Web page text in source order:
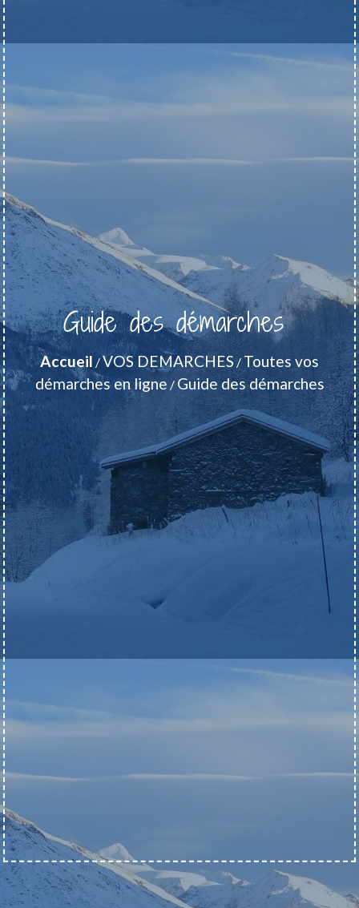
Guide des démarches
Accueil /VOS DEMARCHES / Toutes vos
démarches en ligne / Guide des démarches